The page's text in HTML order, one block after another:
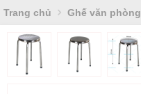
Trang chủ Ghế văn phòng